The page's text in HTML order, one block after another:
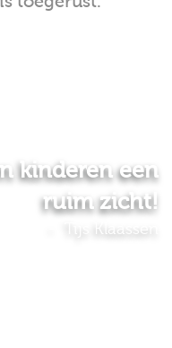
kinderen een
ruim zicht!
Tijs Klaassen